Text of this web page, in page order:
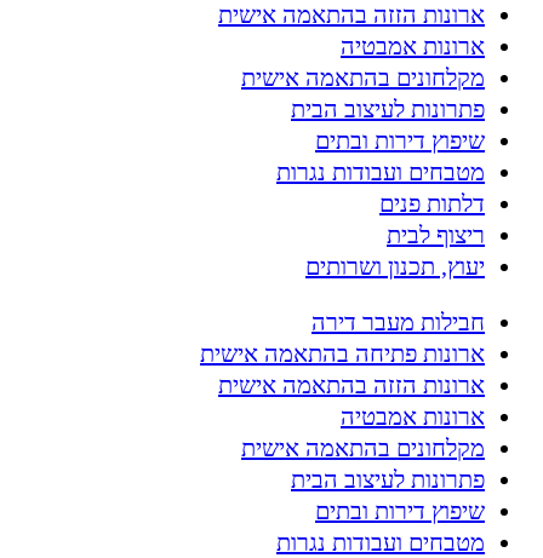
ארונות הזזה בהתאמה אישית
ארונות אמבטיה
מקלחונים בהתאמה אישית
פתרונות לעיצוב הבית
שיפוץ דירות ובתים
מטבחים ועבודות נגרות
דלתות פנים
ריצוף לבית
יעוץ, תכנון ושרותים
חבילות מעבר דירה
ארונות פתיחה בהתאמה אישית
ארונות הזזה בהתאמה אישית
ארונות אמבטיה
מקלחונים בהתאמה אישית
פתרונות לעיצוב הבית
שיפוץ דירות ובתים
מטבחים ועבודות נגרות